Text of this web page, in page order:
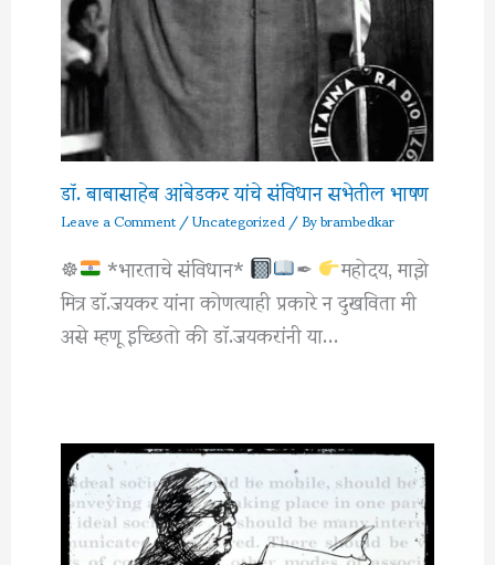
डॉ. बाबासाहेब आंबेडकर यांचे संविधान सभेतील भाषण
Leave a Comment/Uncategorized/ Bybrambedkar
☸ *भारताचे संविधान* ✒ महोदय, माझे
मित्र डाॅ.जयकर यांना कोणत्याही प्रकारे न दुखविता मी
असे म्हणू इच्छितो की डाॅ.जयकरांनी या…